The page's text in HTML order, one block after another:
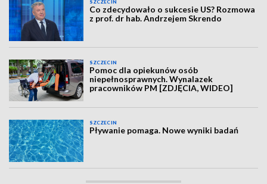
SZCZECIN
Co zdecydowało o sukcesie US? Rozmowa
z prof. dr hab. Andrzejem Skrendo
SZCZECIN
Pomoc dla opiekunów osób
niepełnosprawnych. Wynalazek
pracowników PM [ZDJĘCIA, WIDEO]
SZCZECIN
Pływanie pomaga. Nowe wyniki badań